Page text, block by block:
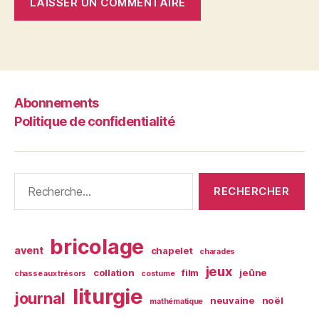
Abonnements
Politique de confidentialité
avent bricolage chapelet charades
chasse aux trésors collation costume film jeux jeûne
journal liturgie mathématique neuvaine noël